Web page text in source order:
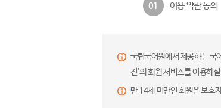
01 이용 약관 동의
국립국어원에서 제공하는 국
전’의 회원 서비스를 이용하
만 14세 미만인 회원은 보호